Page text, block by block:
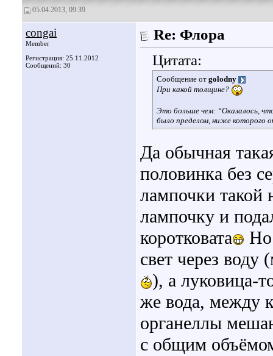
05.04.2013, 09:39
congai
Member
Регистрация: 25.11.2012
Сообщений: 30
Re: Флора
Цитата:
Сообщение от golodny
При какой толщине?
Это больше чем: “Оказалось,
было пределом, ниже которого
Да обычная
половинка без
лампочки
лампочку и
коротковата
Но
свет через
), а луковица-
же вода, между
органеллы
с общим